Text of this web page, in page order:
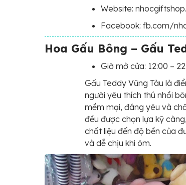
Website:
Facebook: fb.com/
Hoa Gấu Bông – Gấu
Giờ mở cửa: 12:00 –
Gấu Teddy Vũng Tàu là
người yêu thích thú nhồi
mềm mại, đáng yêu và
đều được chọn lựa kỹ
chất liệu đến độ bền của
và dễ chịu khi ôm.